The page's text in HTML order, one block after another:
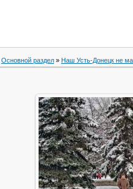
Основной раздел » Наш Усть-Донецк не